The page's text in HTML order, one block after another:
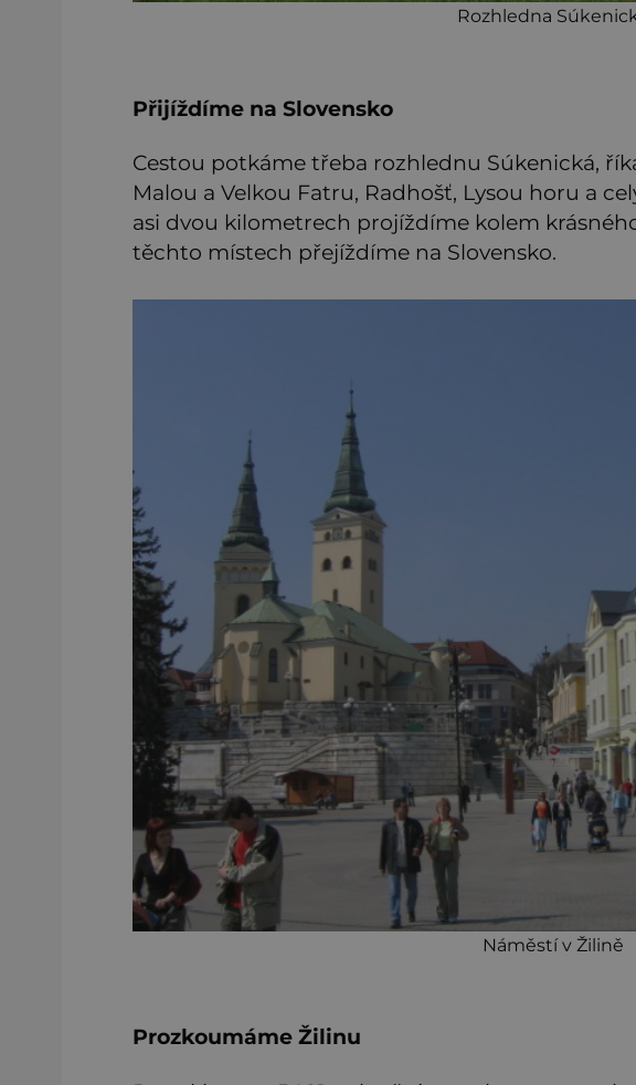
Rozhledna
Přijíždíme na Slovensko
Cestou potkáme třeba rozhlednu Súkenická,
Malou a Velkou Fatru, Radhošť, Lysou horu a
asi dvou kilometrech projíždíme kolem
těchto místech přejíždíme na Slovensko.
Náměstí v Žilině
Prozkoumáme Žilinu